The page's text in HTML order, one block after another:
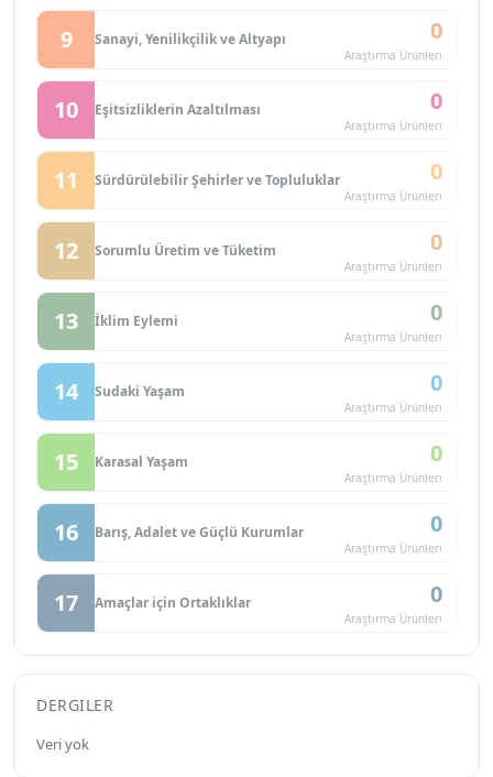
9 Sanayi, Yenilikçilik ve Altyapı 0
Araştırma Ürünleri
10 Eşitsizliklerin Azaltılması 0
Araştırma Ürünleri
11 Sürdürülebilir Şehirler ve Topluluklar 0
Araştırma Ürünleri
12 Sorumlu Üretim ve Tüketim 0
Araştırma Ürünleri
13 İklim Eylemi 0
Araştırma Ürünleri
14 Sudaki Yaşam 0
Araştırma Ürünleri
15 Karasal Yaşam 0
Araştırma Ürünleri
16 Barış, Adalet ve Güçlü Kurumlar 0
Araştırma Ürünleri
17 Amaçlar için Ortaklıklar 0
Araştırma Ürünleri
DERGILER
Veri yok